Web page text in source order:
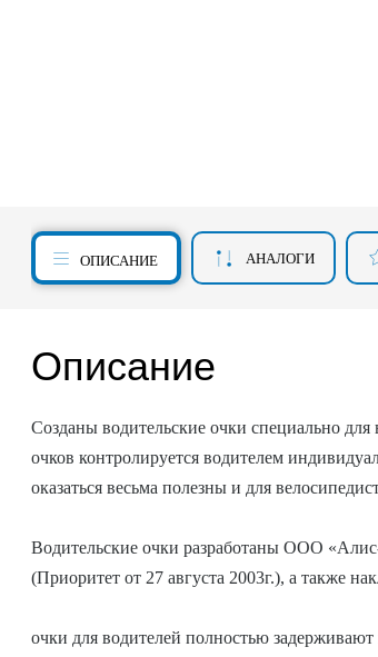
ОПИСАНИЕ АНАЛОГИ
Описание
Созданы водительские очки специально
очков контролируется водителем
оказаться весьма полезны и для
Водительские очки разработаны ООО
(Приоритет от 27 августа 2003г.), а также
очки для водителей полностью